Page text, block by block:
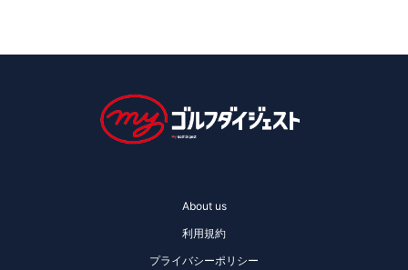
About us
利用規約
プライバシーポリシー